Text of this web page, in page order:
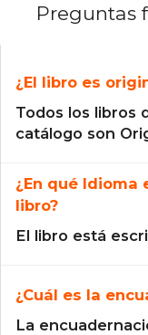
Preguntas
¿El libro es
Todos los libros
catálogo son
¿En qué Idioma
libro?
El libro está
¿Cuál es la
La